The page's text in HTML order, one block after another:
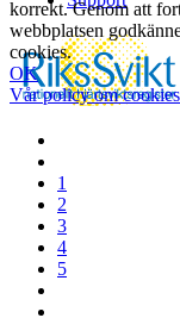
1
2
3
4
5